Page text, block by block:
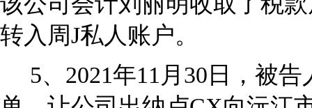
转入周J私人账户。
5、2021年11月30日，被